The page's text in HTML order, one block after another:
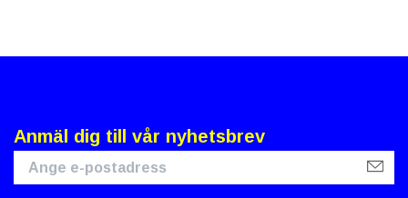
Anmäl dig till vår nyhetsbrev